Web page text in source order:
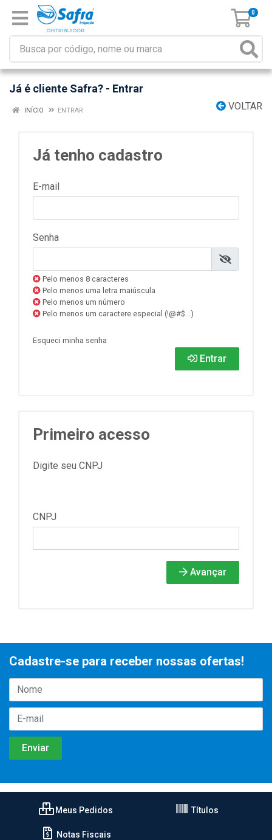
0
Já é cliente Safra? - Entrar
VOLTAR
INÍCIO ENTRAR
Já tenho cadastro
E-mail
Senha
Pelo menos 8 caracteres
Pelo menos uma letra maiúscula
Pelo menos um número
Pelo menos um caractere especial (!@#$...)
Esqueci minha senha
Entrar
Primeiro acesso
Digite seu CNPJ
CNPJ
Avançar
Cadastre-se para receber nossas ofertas!
Meus Pedidos Títulos
Notas Fiscais